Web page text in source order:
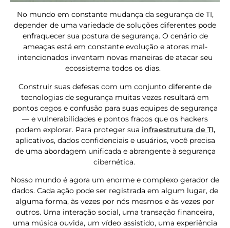
No mundo em constante mudança da segurança de TI,
depender de uma variedade de soluções diferentes pode
enfraquecer sua postura de segurança. O cenário de
ameaças está em constante evolução e atores mal-
intencionados inventam novas maneiras de atacar seu
ecossistema todos os dias.
Construir suas defesas com um conjunto diferente de
tecnologias de segurança muitas vezes resultará em
pontos cegos e confusão para suas equipes de segurança
— e vulnerabilidades e pontos fracos que os hackers
podem explorar. Para proteger sua infraestrutura de TI,
aplicativos, dados confidenciais e usuários, você precisa
de uma abordagem unificada e abrangente à segurança
cibernética.
Nosso mundo é agora um enorme e complexo gerador de
dados. Cada ação pode ser registrada em algum lugar, de
alguma forma, às vezes por nós mesmos e às vezes por
outros. Uma interação social, uma transação financeira,
uma música ouvida, um vídeo assistido, uma experiência